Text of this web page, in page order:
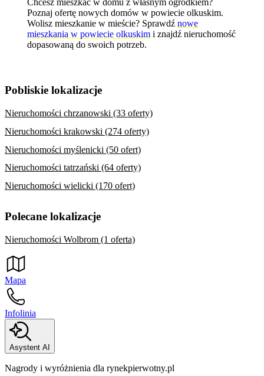
Chcesz mieszkać w domu z własnym ogródkiem?
Poznajofertę nowych domów w powiecie olkuskim.
Wolisz mieszkanie w mieście? Sprawdźnowe
mieszkania w powiecie olkuskim i znajdź nieruchomość
dopasowaną do swoich potrzeb.
Pobliskie lokalizacje
Nieruchomości chrzanowski (33 oferty)
Nieruchomości krakowski (274 oferty)
Nieruchomości myślenicki (50 ofert)
Nieruchomości tatrzański (64 oferty)
Nieruchomości wielicki (170 ofert)
Polecane lokalizacje
Nieruchomości Wolbrom (1 oferta)
Mapa
Infolinia
Asystent AI
Nagrody i wyróżnienia dla rynekpierwotny.pl